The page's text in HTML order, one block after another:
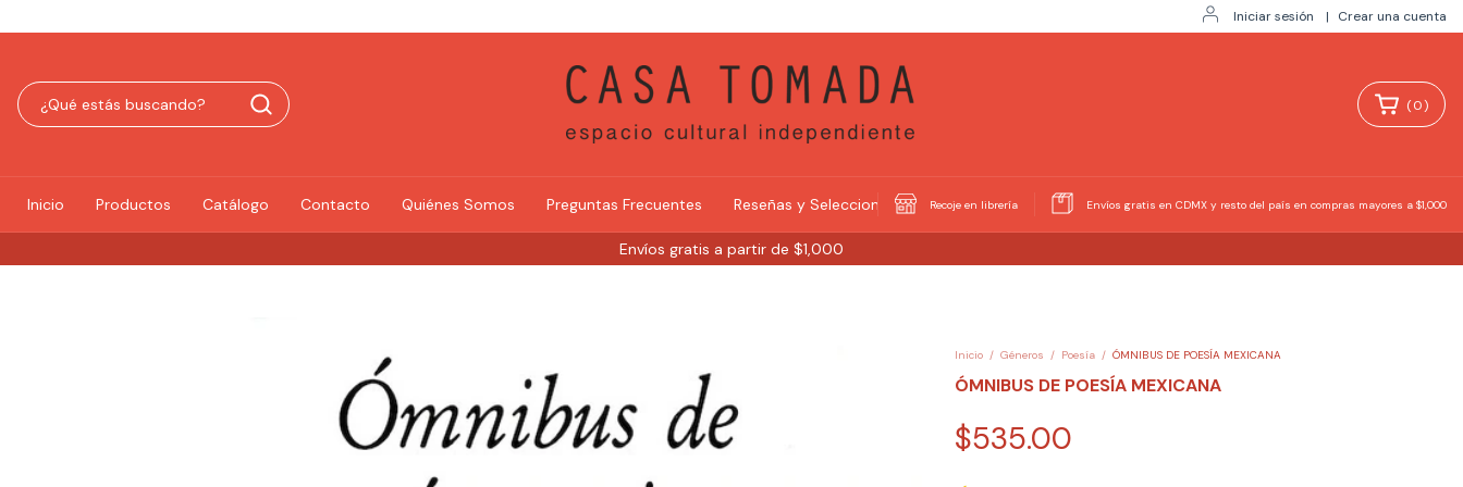
Iniciar sesión | Crear una cuenta
Envíos gratis a partir de $1,000
(0)
Inicio Productos Catálogo Contacto Quiénes Somos Preguntas Frecuentes Reseñas y Selecciones Recoje en librería Envíos gratis en CDMX y resto del país en compras mayores a $1,000
Inicio / Géneros / Poesía / ÓMNIBUS DE POESÍA MEXICANA
ÓMNIBUS DE POESÍA MEXICANA
$535.00